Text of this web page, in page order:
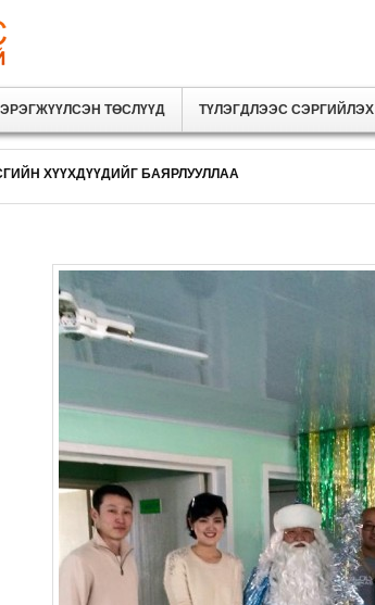
ТӨСЛҮҮД ТҮЛЭГДЛЭЭС СЭРГИЙЛЭХ
ХҮҮХДҮҮДИЙГ БАЯРЛУУЛЛАА